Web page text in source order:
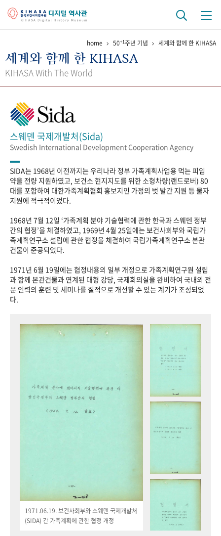
걸어온 길 기관 변천사 역대 기관장
정책과 연구 키워드로 보는 연구 역사
간행물 변천사
기록물 아카이브
사진 아카이브 문서 기록물 행정박물 영상 기록물
성과 50선 숫자로 보는 50년 50+1주년 광장
세계와 함께 한 KIHASA
VR 역사관
home 50+1주년 기념 세계와 함께 한 KIHASA
세계와 함께 한 KIHASA
KIHASA With The World
스웨덴 국제개발처(Sida)
Swedish International Development Cooperation Agency
SIDA는 1968년 이전까지는 우리나라 정부 가족계획사업용 먹는 피임
약을 전량 지원하였고, 보건소 현지지도를 위한 소형차량(랜드로버) 80
대를 포함하여 대한가족계획협회 홍보지인 가정의 벗 발간 지원 등 물자
지원에 적극적이었다.
1968년 7월 12일 ‘가족계획 분야 기술협력에 관한 한국과 스웨덴 정부
간의 협정’을 체결하였고, 1969년 4월 25일에는 보건사회부와 국립가
족계획연구소 설립에 관한 협정을 체결하여 국립가족계획연구소 본관
건물이 준공되었다.
1971년 6월 19일에는 협정내용의 일부 개정으로 가족계획연구원 설립
과 함께 본관건물과 연계된 대형 강당, 국제회의실을 완비하여 국내외 전
문 인력의 훈련 및 세미나를 질적으로 개선할 수 있는 계기가 조성되었
다.
1971.06.19. 보건사회부와 스웨덴 국제개발처
(SIDA) 간 가족계획에 관한 협정 개정